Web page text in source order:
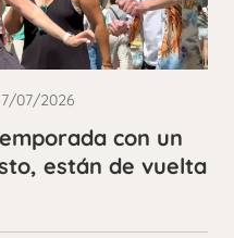
07/2026
con un
están de vuelta